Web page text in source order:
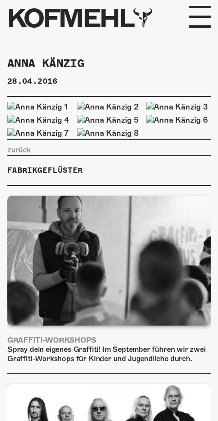
KOFMEHL
PROGRAMM
FABRIKGEFLÜSTER
GALERIE
FOTOGALERIE
INFOS
KONTAKT
ÜBER UNS
GÖNNEREI
SHOP
MITMACHEN
ANNA KÄNZIG
28.04.2016
zurück
FABRIKGEFLÜSTER
GRAFFITI-WORKSHOPS
Spray dein eigenes Graffiti! Im September führen wir zwei
Graffiti-Workshops für Kinder und Jugendliche durch.